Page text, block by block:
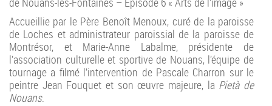
Accueillie par le Père Benoît Menoux, curé de la paroisse
de Loches et administrateur paroissial de la paroisse de
Montrésor, et Marie-Anne Labalme, présidente de
l’association culturelle et sportive de Nouans, l’équipe de
tournage a filmé l’intervention de Pascale Charron sur le
peintre Jean Fouquet et son œuvre majeure, la Pietà de
Nouans.